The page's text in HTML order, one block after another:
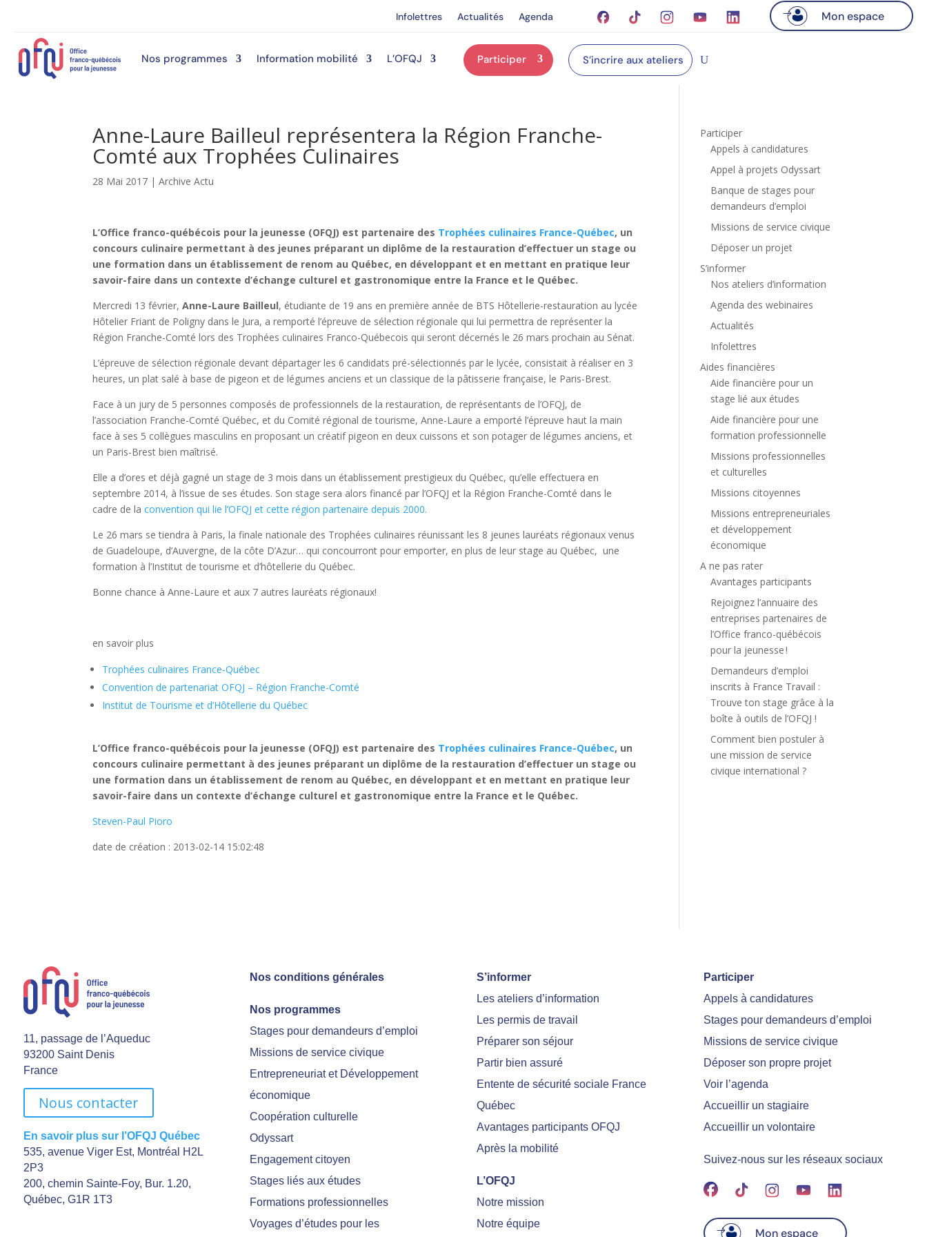
Infolettres Actualités Agenda Mon espace
Nos programmes Information mobilité L’OFQJ Participer S’incrire aux ateliers
Anne-Laure Bailleul représentera la Région Franche-
Comté aux Trophées Culinaires
28 Mai 2017 |Archive Actu
L’Office franco-québécois pour la jeunesse (OFQJ) est partenaire des Trophées culinaires France-Québec, un
concours culinaire permettant à des jeunes préparant un diplôme de la restauration d’effectuer un stage ou
une formation dans un établissement de renom au Québec, en développant et en mettant en pratique leur
savoir-faire dans un contexte d’échange culturel et gastronomique entre la France et le Québec.
Mercredi 13 février,Anne-Laure Bailleul, étudiante de 19 ans en première année de BTS Hôtellerie-restauration au lycée
Hôtelier Friant de Poligny dans le Jura, a remporté l’épreuve de sélection régionale qui lui permettra de représenter la
Région Franche-Comté lors des Trophées culinaires Franco-Québecois qui seront décernés le 26 mars prochain au Sénat.
L’épreuve de sélection régionale devant départager les 6 candidats pré-sélectionnés par le lycée, consistait à réaliser en 3
heures, un plat salé à base de pigeon et de légumes anciens et un classique de la pâtisserie française, le Paris-Brest.
Face à un jury de 5 personnes composés de professionnels de la restauration, de représentants de l’OFQJ, de
l’association Franche-Comté Québec, et du Comité régional de tourisme, Anne-Laure a emporté l’épreuve haut la main
face à ses 5 collègues masculins en proposant un créatif pigeon en deux cuissons et son potager de légumes anciens, et
un Paris-Brest bien maîtrisé.
Elle a d’ores et déjà gagné un stage de 3 mois dans un établissement prestigieux du Québec, qu’elle effectuera en
septembre 2014, à l’issue de ses études. Son stage sera alors financé par l’OFQJ et la Région Franche-Comté dans le
cadre de laconvention qui lie l’OFQJ et cette région partenaire depuis 2000.
Le 26 mars se tiendra à Paris, la finale nationale des Trophées culinaires réunissant les 8 jeunes lauréats régionaux venus
de Guadeloupe, d’Auvergne, de la côte D’Azur… qui concourront pour emporter, en plus de leur stage au Québec, une
formation à l’Institut de tourisme et d’hôtellerie du Québec.
Bonne chance à Anne-Laure et aux 7 autres lauréats régionaux!
en savoir plus
Trophées culinaires France-Québec
Convention de partenariat OFQJ – Région Franche-Comté
Institut de Tourisme et d’Hôtellerie du Québec
L’Office franco-québécois pour la jeunesse (OFQJ) est partenaire des Trophées culinaires France-Québec, un
concours culinaire permettant à des jeunes préparant un diplôme de la restauration d’effectuer un stage ou
une formation dans un établissement de renom au Québec, en développant et en mettant en pratique leur
savoir-faire dans un contexte d’échange culturel et gastronomique entre la France et le Québec.
Steven-Paul Pioro
date de création : 2013-02-14 15:02:48
Participer
Appels à candidatures
Appel à projets Odyssart
Banque de stages pour
demandeurs d’emploi
Missions de service civique
Déposer un projet
S’informer
Nos ateliers d’information
Agenda des webinaires
Actualités
Infolettres
Aides financières
Aide financière pour un
stage lié aux études
Aide financière pour une
formation professionnelle
Missions professionnelles
et culturelles
Missions citoyennes
Missions entrepreneuriales
et développement
économique
A ne pas rater
Avantages participants
Rejoignez l’annuaire des
entreprises partenaires de
l’Office franco-québécois
pour la jeunesse !
Demandeurs d’emploi
inscrits à France Travail :
Trouve ton stage grâce à la
boîte à outils de l’OFQJ !
Comment bien postuler à
une mission de service
civique international ?
11, passage de l’Aqueduc
93200 Saint Denis
France
Nous contacter
En savoir plus sur l’OFQJ Québec
535, avenue Viger Est, Montréal H2L
2P3
200, chemin Sainte-Foy, Bur. 1.20,
Québec, G1R 1T3
Nos conditions générales
Nos programmes
Stages pour demandeurs d’emploi
Missions de service civique
Entrepreneuriat et Développement
économique
Coopération culturelle
Odyssart
Engagement citoyen
Stages liés aux études
Formations professionnelles
Voyages d’études pour les
S’informer
Les ateliers d’information
Les permis de travail
Préparer son séjour
Partir bien assuré
Entente de sécurité sociale France
Québec
Avantages participants OFQJ
Après la mobilité
L’OFQJ
Notre mission
Notre équipe
Participer
Appels à candidatures
Stages pour demandeurs d’emploi
Missions de service civique
Déposer son propre projet
Voir l’agenda
Accueillir un stagiaire
Accueillir un volontaire
Suivez-nous sur les réseaux sociaux
Mon espace